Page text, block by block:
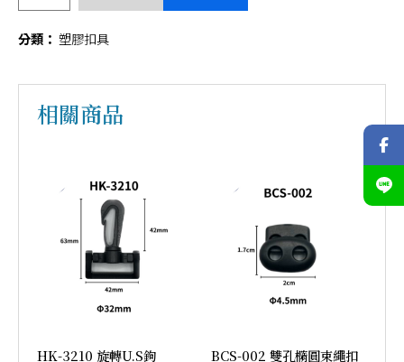
分類： 塑膠扣具
相關商品
HK-3210 旋轉U.S鉤 BCS-002 雙孔橢圓束繩扣